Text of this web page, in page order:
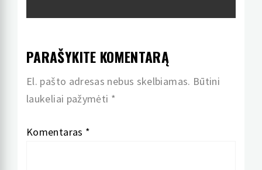
PARAŠYKITE KOMENTARĄ
El. pašto adresas nebus skelbiamas. Būtini
laukeliai pažymėti *
Komentaras *